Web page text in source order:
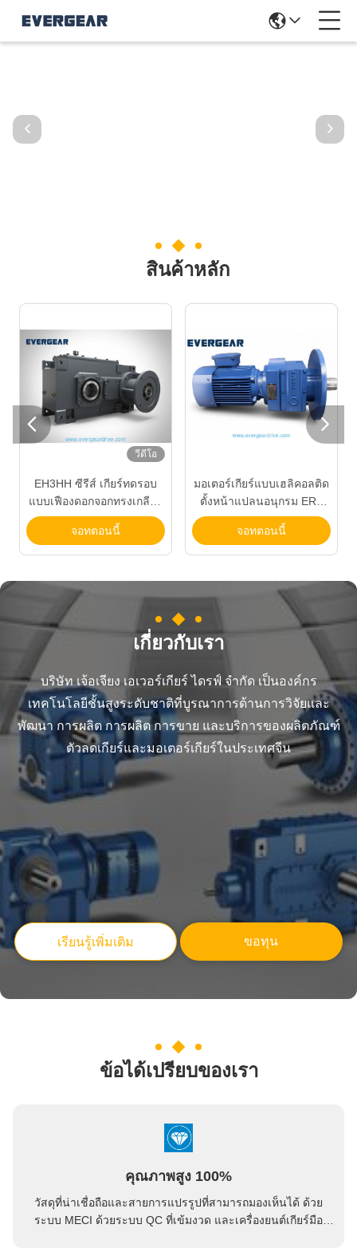
สินค้าหลัก
วีดีโอ
EH3HH ซีรีส์ เกียร์ทดรอบ
แบบเฟืองดอกจอกทรงเกลียว
แรงบิดสูงพร้อมเสื้อเหล็กหล่อ
และหน้าแปลนอินพุต IEC
สำหรับขับเคลื่อนเกียร์
จอทตอนนี้
มอเตอร์เกียร์แบบเฮลิคอลติด
ตั้งหน้าแปลนอนุกรม ERF
ช่วงกำลัง 0.12KW-200KW
และอัตราทด 3.4–285.61
จอทตอนนี้
 
เกี่ยวกับเรา
บริษัท เจ้อเจียง เอเวอร์เกียร์ ไดรฟ์ จำกัด เป็นองค์กร
เทคโนโลยีชั้นสูงระดับชาติที่บูรณาการด้านการวิจัยและ
พัฒนา การผลิต การผลิต การขาย และบริการของผลิตภัณฑ์
ตัวลดเกียร์และมอเตอร์เกียร์ในประเทศจีน
เรียนรู้เพิ่มเติม ขอทุน
ข้อได้เปรียบของเรา
คุณภาพสูง 100%
วัสดุที่น่าเชื่อถือและสายการแปรรูปที่สามารถมองเห็นได้ ด้วย
ระบบ MECI ด้วยระบบ QC ที่เข้มงวด และเครื่องยนต์เกียร์มือ